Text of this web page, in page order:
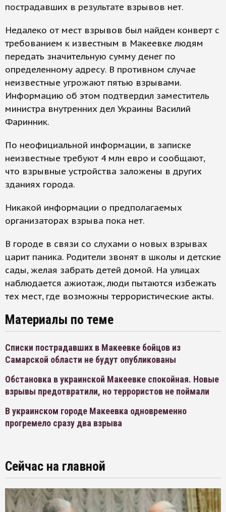
пострадавших в результате взрывов нет.
Недалеко от мест взрывов был найден конверт с
требованием к известным в Макеевке людям
передать значительную сумму денег по
определенному адресу. В противном случае
неизвестные угрожают пятью взрывами.
Информацию об этом подтвердил заместитель
министра внутренних дел Украины Василий
Фаринник.
По неофициальной информации, в записке
неизвестные требуют 4 млн евро и сообщают,
что взрывные устройства заложены в других
зданиях города.
Никакой информации о предполагаемых
организаторах взрыва пока нет.
В городе в связи со слухами о новых взрывах
царит паника. Родители звонят в школы и детские
сады, желая забрать детей домой. На улицах
наблюдается ажиотаж, люди пытаются избежать
тех мест, где возможны террористические акты.
Материалы по теме
Списки пострадавших в Макеевке бойцов из
Самарской области не будут опубликованы
Обстановка в украинской Макеевке спокойная. Новые
взрывы предотвратили, но террористов не поймали
В украинском городе Макеевка одновременно
прогремело сразу два взрыва
Сейчас на главной